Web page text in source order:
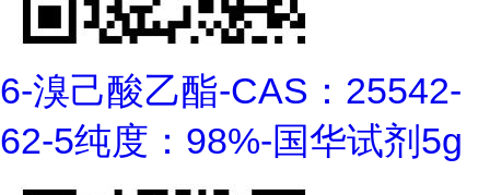
6-溴己酸乙酯-CAS：25542-
62-5纯度：98%-国华试剂5g